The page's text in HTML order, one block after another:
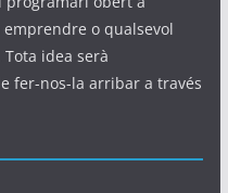
o qualsevol
idea serà
fer-nos-la arribar a través